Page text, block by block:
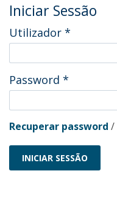
Iniciar Sessão
Utilizador *
Password *
Recuperar password /
INICIAR SESSÃO